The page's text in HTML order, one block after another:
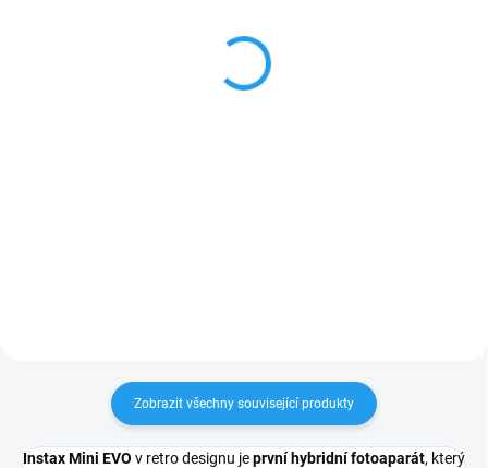
Zobrazit všechny související produkty
Instax Mini EVO v retro designu jeprvní hybridní fotoaparát, který